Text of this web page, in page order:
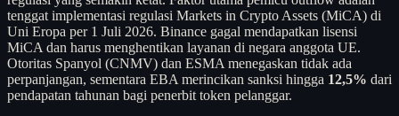
tenggat implementasi regulasi Markets in Crypto Assets (MiCA) di
Uni Eropa per 1 Juli 2026. Binance gagal mendapatkan lisensi
MiCA dan harus menghentikan layanan di negara anggota UE.
Otoritas Spanyol (CNMV) dan ESMA menegaskan tidak ada
perpanjangan, sementara EBA merincikan sanksi hingga 12,5% dari
pendapatan tahunan bagi penerbit token pelanggar.